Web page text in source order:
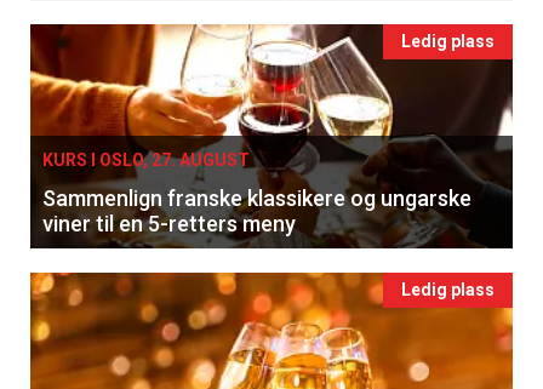
Ledig plass
KURS I OSLO, 27. AUGUST
Sammenlign franske klassikere og ungarske
viner til en 5-retters meny
Ledig plass